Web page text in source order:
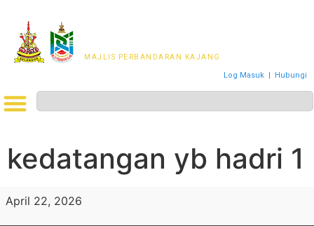
MAJLIS PERBANDARAN KAJANG
Log Masuk | Hubungi
kedatangan yb hadri 1
April 22, 2026